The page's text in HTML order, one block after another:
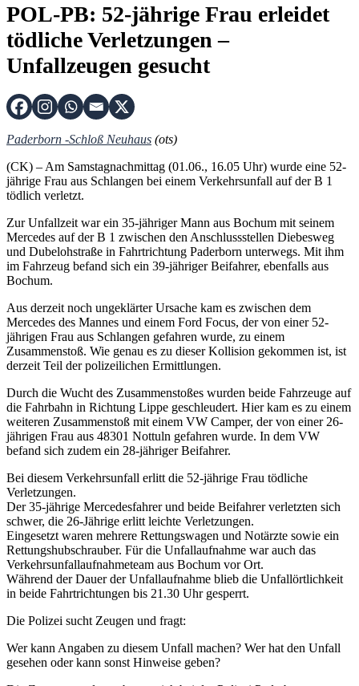
POL-PB: 52-jährige Frau erleidet
tödliche Verletzungen –
Unfallzeugen gesucht
Paderborn -Schloß Neuhaus (ots)
(CK) – Am Samstagnachmittag (01.06., 16.05 Uhr) wurde eine 52-
jährige Frau aus Schlangen bei einem Verkehrsunfall auf der B 1
tödlich verletzt.
Zur Unfallzeit war ein 35-jähriger Mann aus Bochum mit seinem
Mercedes auf der B 1 zwischen den Anschlussstellen Diebesweg
und Dubelohstraße in Fahrtrichtung Paderborn unterwegs. Mit ihm
im Fahrzeug befand sich ein 39-jähriger Beifahrer, ebenfalls aus
Bochum.
Aus derzeit noch ungeklärter Ursache kam es zwischen dem
Mercedes des Mannes und einem Ford Focus, der von einer 52-
jährigen Frau aus Schlangen gefahren wurde, zu einem
Zusammenstoß. Wie genau es zu dieser Kollision gekommen ist, ist
derzeit Teil der polizeilichen Ermittlungen.
Durch die Wucht des Zusammenstoßes wurden beide Fahrzeuge auf
die Fahrbahn in Richtung Lippe geschleudert. Hier kam es zu einem
weiteren Zusammenstoß mit einem VW Camper, der von einer 26-
jährigen Frau aus 48301 Nottuln gefahren wurde. In dem VW
befand sich zudem ein 28-jähriger Beifahrer.
Bei diesem Verkehrsunfall erlitt die 52-jährige Frau tödliche
Verletzungen.
Der 35-jährige Mercedesfahrer und beide Beifahrer verletzten sich
schwer, die 26-Jährige erlitt leichte Verletzungen.
Eingesetzt waren mehrere Rettungswagen und Notärzte sowie ein
Rettungshubschrauber. Für die Unfallaufnahme war auch das
Verkehrsunfallaufnahmeteam aus Bochum vor Ort.
Während der Dauer der Unfallaufnahme blieb die Unfallörtlichkeit
in beide Fahrtrichtungen bis 21.30 Uhr gesperrt.
Die Polizei sucht Zeugen und fragt:
Wer kann Angaben zu diesem Unfall machen? Wer hat den Unfall
gesehen oder kann sonst Hinweise geben?